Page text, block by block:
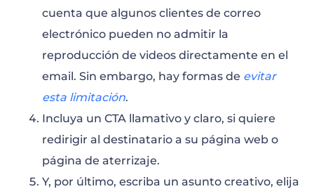
cuenta que algunos clientes de correo
electrónico pueden no admitir la
reproducción de videos directamente en el
email. Sin embargo, hay formas de evitar
esta limitación.
Incluya un CTA llamativo y claro, si quiere
redirigir al destinatario a su página web o
página de aterrizaje.
Y, por último, escriba un asunto creativo, elija